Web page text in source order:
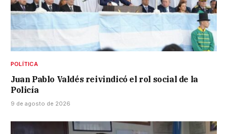
POLÍTICA
Juan Pablo Valdés reivindicó el rol social de la
Policía
9 de agosto de 2026